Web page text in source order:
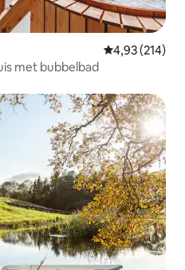
Gemiddelde
4,93 (214)
met bubbelbad